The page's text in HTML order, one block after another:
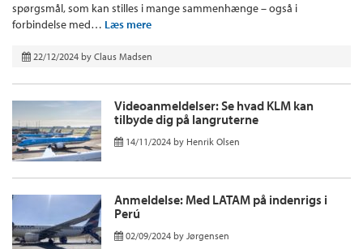
spørgsmål, som kan stilles i mange sammenhænge – også i
forbindelse med… Læs mere
22/12/2024 by Claus Madsen
Videoanmeldelser: Se hvad KLM kan
tilbyde dig på langruterne
14/11/2024 by Henrik Olsen
Anmeldelse: Med LATAM på indenrigs i
Perú
02/09/2024 by Jørgensen